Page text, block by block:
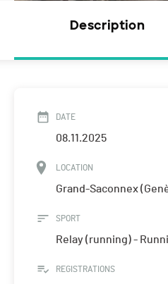
Description
DATE
08.11.2025
LOCATION
Grand-Saconnex
SPORT
Relay (running) -
REGISTRATIONS